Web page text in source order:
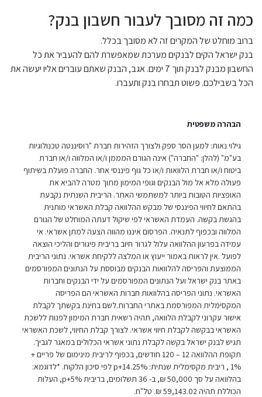
כמה זה מסובך לעבור חשבון בנק?
ברוב מוחלט של המקרים זה לא מסובך בכלל.
בנק ישראל הקים לבנקים מערכת שמאפשרת להם להעביר את כל
החשבון מבנק לבנק תוך 7 ימים. אגב, הבנק שאתם עוברים אליו יעשה את
הכל בשבילכם. פשוט תבחרו בנק ותעברו.
הבהרה משפטית
גילוי נאות: למען הסר ספק ולצורך הזהירות חברת "רוסיננטה טכנולוגיות
בע"מ" (להלן: "החברה") אינה הגורם המממן ו/או המלווה ו/או חברת
ביטוח ו/או חברת הלוואות ו/או כל גוף פיננסי אחר. החברה פועלת בשיתוף
פעולה מלא אל מול הבנקים וגופי המימון מתוך מטרה להביא את
האופציות הטובות ביותר למשתמשי האתר. הריבית השנתית נקבעת
בהתאם לחיווי הפיננסי של מבקש ההלוואה קבלת האשראי מותנית
בהגשת בקשה. העמדת האשראי לפי שיקול דעתה המוחלט של הגורם
המלווה ובכפוף לתנאיה. הפרסום איננו מהווה הצעה למתן אשראי. אי
עמידה בפרעון ההלוואה עלול לגרור חיוב בריבית פיגורים והליכי הוצאה
לפועל .אין לראות באמור ייעוץ או המלצה ללקיחת אשראי. נתוני הריבית
הממוצעת והפריסה להלוואות הבנקים מבוססת על הנתונים המפורסמים
באתר בנק ישראל ועל הנתונים המפורסמים על ידי הבנקים וחברות
האשראי. נתוני הפריסה בהלוואות חברות האשראי הם הפריסה
המקסימלית המפורסמת באתרי החברות.לשם בחינת בקשתך לקבלת
אישור עקרוני לקבלת הלוואה, תהיה רשאית חברת המימון לפנות ללשכת
האשראי בבקשה לקבלת חיווי אשראי. לצורך קבלת החיווי, לשכת האשראי
תגיש לבנק ישראל בקשה לקבלת נתוני אשראי הכלולים במאגר לגביך.
תקופת ההלוואה 12 – 120 חודשים, בכפוף לריבית מינימום של פריים +
1% , ריבית מקסימלית שנתית: p+14.25% לפי סיכון הלקוח. *לדוגמא:
בהלוואה על סך 50,000 ₪, ב- 36 תשלומים, בריבית p+5%, העלות
הכוללת תהיה 59,143.02 ₪. טל"ח.